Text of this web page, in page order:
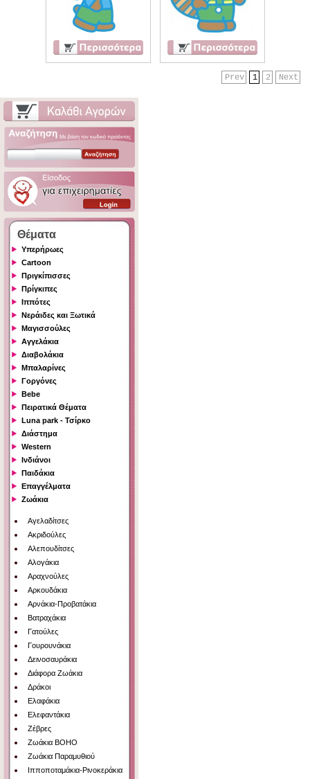
Next
2
1
Prev
Θέματα
Υπερήρωες
Cartoon
Πριγκίπισσες
Πρίγκιπες
Ιππότες
Νεράιδες και Ξωτικά
Μαγισσούλες
Αγγελάκια
Διαβολάκια
Μπαλαρίνες
Γοργόνες
Bebe
Πειρατικά Θέματα
Luna park - Τσίρκο
Διάστημα
Western
Ινδιάνοι
Παιδάκια
Επαγγέλματα
Ζωάκια
Αγελαδίτσες
Ακριδούλες
Αλεπουδίτσες
Αλογάκια
Αραχνούλες
Αρκουδάκια
Αρνάκια-Προβατάκια
Βατραχάκια
Γατούλες
Γουρουνάκια
Δεινοσαυράκια
Διάφορα Ζωάκια
Δράκοι
Ελαφάκια
Ελεφαντάκια
Ζέβρες
Ζωάκια BOHO
Ζωάκια Παραμυθιού
Ιπποποταμάκια-Ρινοκεράκια